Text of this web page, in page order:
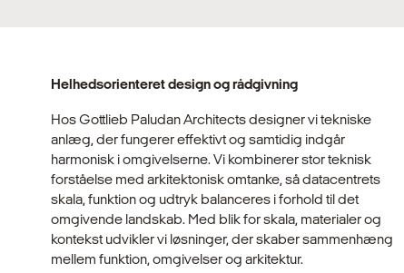
Helhedsorienteret design og rådgivning
Hos Gottlieb Paludan Architects designer vi tekniske
anlæg, der fungerer effektivt og samtidig indgår
harmonisk i omgivelserne. Vi kombinerer stor teknisk
forståelse med arkitektonisk omtanke, så datacentrets
skala, funktion og udtryk balanceres i forhold til det
omgivende landskab. Med blik for skala, materialer og
kontekst udvikler vi løsninger, der skaber sammenhæng
mellem funktion, omgivelser og arkitektur.